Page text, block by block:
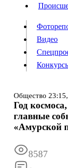
Происшествия
Видео
Конкурсы
Информация
Видео
Общество 23:15,
Год
главные
«Амурской
8587